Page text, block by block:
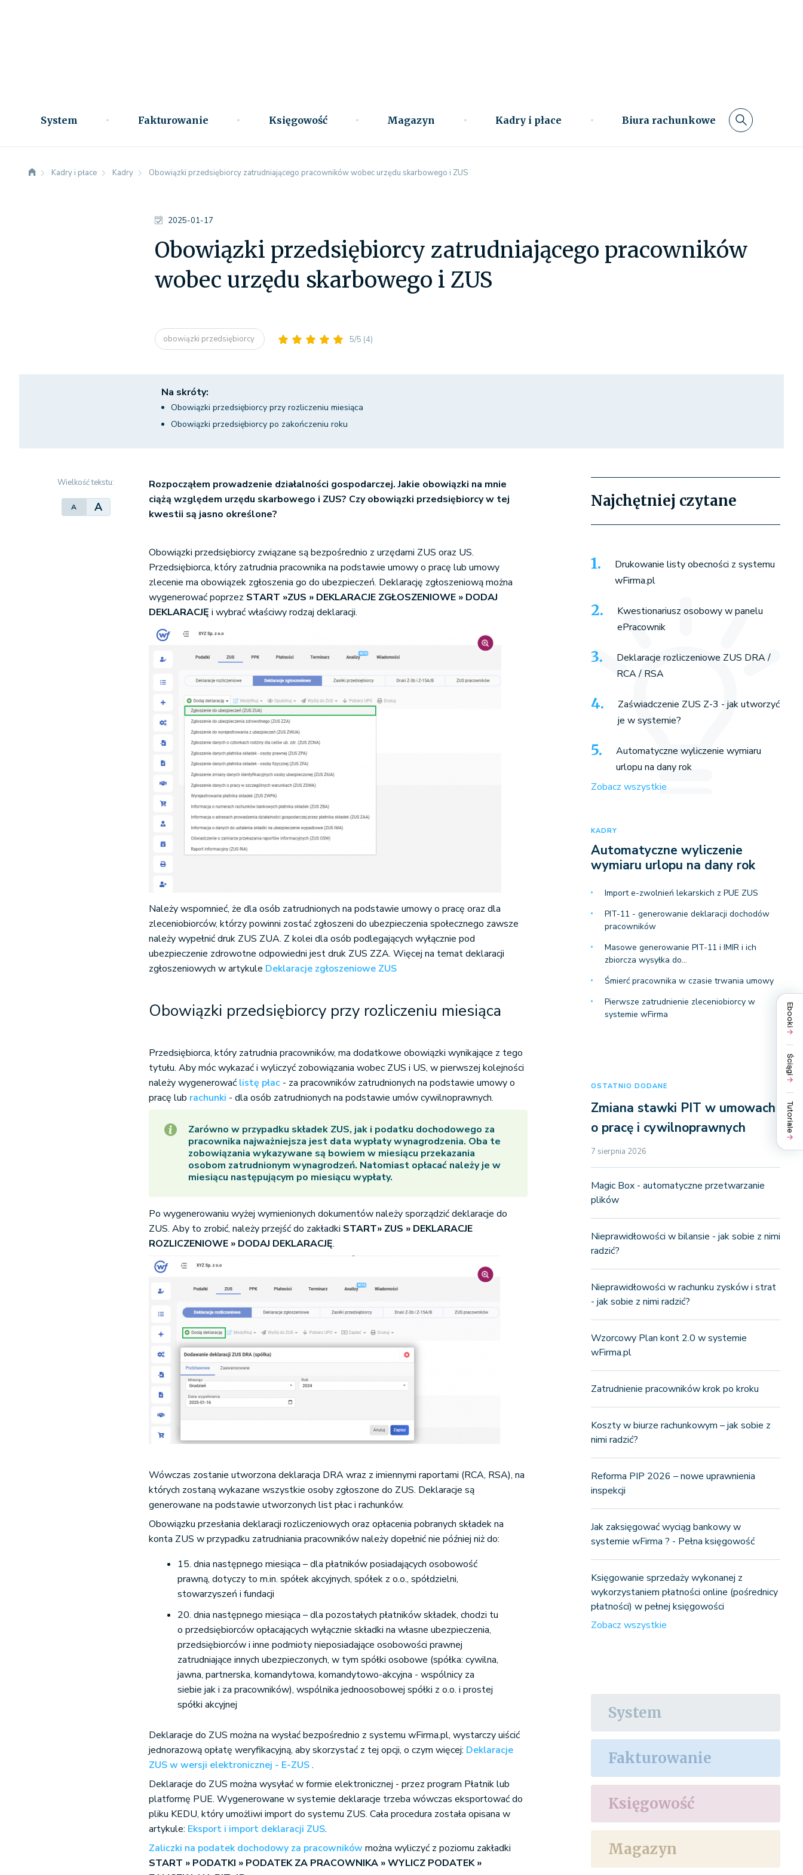
Ebooki
Ściągi
Tutoriale
System Fakturowanie Księgowość Magazyn Kadry i płace Biura rachunkowe
Kadry i płace Kadry Obowiązki przedsiębiorcy zatrudniającego pracowników wobec urzędu skarbowego i ZUS
2025-01-17
Obowiązki przedsiębiorcy zatrudniającego pracowników
wobec urzędu skarbowego i ZUS
obowiązki przedsiębiorcy 5/5 (4)
Na skróty:
Obowiązki przedsiębiorcy przy rozliczeniu miesiąca
Obowiązki przedsiębiorcy po zakończeniu roku
Wielkość tekstu:
A A
Rozpocząłem prowadzenie działalności gospodarczej. Jakie obowiązki na mnie
ciążą względem urzędu skarbowego i ZUS? Czy obowiązki przedsiębiorcy w tej
kwestii są jasno określone?
Obowiązki przedsiębiorcy związane są bezpośrednio z urzędami ZUS oraz US.
Przedsiębiorca, który zatrudnia pracownika na podstawie umowy o pracę lub umowy
zlecenie ma obowiązek zgłoszenia go do ubezpieczeń. Deklarację zgłoszeniową można
wygenerować poprzez START »ZUS » DEKLARACJE ZGŁOSZENIOWE » DODAJ
DEKLARACJĘi wybrać właściwy rodzaj deklaracji.
Należy wspomnieć, że dla osób zatrudnionych na podstawie umowy o pracę oraz dla
zleceniobiorców, którzy powinni zostać zgłoszeni do ubezpieczenia społecznego zawsze
należy wypełnić druk ZUS ZUA. Z kolei dla osób podlegających wyłącznie pod
ubezpieczenie zdrowotne odpowiedni jest druk ZUS ZZA. Więcej na temat deklaracji
zgłoszeniowych w artykule Deklaracje zgłoszeniowe ZUS
Obowiązki przedsiębiorcy przy rozliczeniu miesiąca
Przedsiębiorca, który zatrudnia pracowników, ma dodatkowe obowiązki wynikające z tego
tytułu. Aby móc wykazać i wyliczyć zobowiązania wobec ZUS i US, w pierwszej kolejności
należy wygenerować listę płac - za pracowników zatrudnionych na podstawie umowy o
pracę lub rachunki - dla osób zatrudnionych na podstawie umów cywilnoprawnych.
Zarówno w przypadku składek ZUS, jak i podatku dochodowego za
pracownika najważniejsza jest data wypłaty wynagrodzenia. Oba te
zobowiązania wykazywane są bowiem w miesiącu przekazania
osobom zatrudnionym wynagrodzeń. Natomiast opłacać należy je w
miesiącu następującym po miesiącu wypłaty.
Po wygenerowaniu wyżej wymienionych dokumentów należy sporządzić deklaracje do
ZUS. Aby to zrobić, należy przejść do zakładki START» ZUS » DEKLARACJE
ROZLICZENIOWE » DODAJ DEKLARACJĘ.
Wówczas zostanie utworzona deklaracja DRA wraz z imiennymi raportami (RCA, RSA), na
których zostaną wykazane wszystkie osoby zgłoszone do ZUS. Deklaracje są
generowane na podstawie utworzonych list płac i rachunków.
Obowiązku przesłania deklaracji rozliczeniowych oraz opłacenia pobranych składek na
konta ZUS w przypadku zatrudniania pracowników należy dopełnić nie później niż do:
15. dnia następnego miesiąca – dla płatników posiadających osobowość
prawną, dotyczy to m.in. spółek akcyjnych, spółek z o.o., spółdzielni,
stowarzyszeń i fundacji
20. dnia następnego miesiąca – dla pozostałych płatników składek, chodzi tu
o przedsiębiorców opłacających wyłącznie składki na własne ubezpieczenia,
przedsiębiorców i inne podmioty nieposiadające osobowości prawnej
zatrudniające innych ubezpieczonych, w tym spółki osobowe (spółka: cywilna,
jawna, partnerska, komandytowa, komandytowo-akcyjna - wspólnicy za
siebie jak i za pracowników), wspólnika jednoosobowej spółki z o.o. i prostej
spółki akcyjnej
Deklaracje do ZUS można na wysłać bezpośrednio z systemu wFirma.pl, wystarczy uiścić
jednorazową opłatę weryfikacyjną, aby skorzystać z tej opcji, o czym więcej: Deklaracje
ZUS w wersji elektronicznej - E-ZUS.
Deklaracje do ZUS można wysyłać w formieelektronicznej - przez program Płatnik lub
platformę PUE. Wygenerowane w systemie deklaracje trzeba wówczas eksportować do
pliku KEDU, który umożliwi import do systemu ZUS. Cała procedura została opisana w
artykule: Eksport i import deklaracji ZUS.
Zaliczki na podatek dochodowy za pracowników można wyliczyć z poziomu zakładki
START » PODATKI » PODATEK ZA PRACOWNIKA » WYLICZ PODATEK »
Najchętniej czytane
Drukowanie listy obecności z systemu
wFirma.pl
Kwestionariusz osobowy w panelu
ePracownik
Deklaracje rozliczeniowe ZUS DRA /
RCA / RSA
Zaświadczenie ZUS Z-3 - jak utworzyć
je w systemie?
Automatyczne wyliczenie wymiaru
urlopu na dany rok
Zobacz wszystkie
KADRY
Automatyczne wyliczenie
wymiaru urlopu na dany rok
Import e-zwolnień lekarskich z PUE ZUS
PIT-11 - generowanie deklaracji dochodów
pracowników
Masowe generowanie PIT-11 i IMIR i ich
zbiorcza wysyłka do…
Śmierć pracownika w czasie trwania umowy
Pierwsze zatrudnienie zleceniobiorcy w
systemie wFirma
OSTATNIO DODANE
Zmiana stawki PIT w umowach
o pracę i cywilnoprawnych
7 sierpnia 2026
Magic Box - automatyczne przetwarzanie
plików
Nieprawidłowości w bilansie - jak sobie z nimi
radzić?
Nieprawidłowości w rachunku zysków i strat
- jak sobie z nimi radzić?
Wzorcowy Plan kont 2.0 w systemie
wFirma.pl
Zatrudnienie pracowników krok po kroku
Koszty w biurze rachunkowym – jak sobie z
nimi radzić?
Reforma PIP 2026 – nowe uprawnienia
inspekcji
Jak zaksięgować wyciąg bankowy w
systemie wFirma ? - Pełna księgowość
Księgowanie sprzedaży wykonanej z
wykorzystaniem płatności online (pośrednicy
płatności) w pełnej księgowości
Zobacz wszystkie
System
Fakturowanie
Księgowość
Magazyn